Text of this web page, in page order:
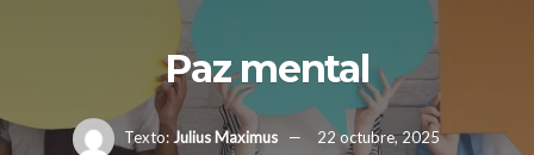
Paz mental
Texto: Julius Maximus 22 octubre, 2025